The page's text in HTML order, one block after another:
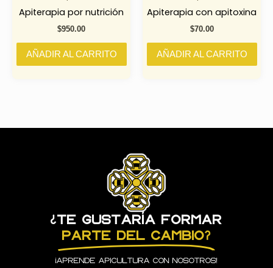
Apiterapia por nutrición
$950.00
AÑADIR AL CARRITO
Apiterapia con apitoxina
$70.00
AÑADIR AL CARRITO
¿Te gustaría formar
parte del cambio?
¡Aprende apicultura con nosotros!